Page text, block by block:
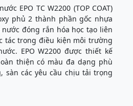
EPO TC W2200 (TOP COAT)
phủ 2 thành phần gốc nhựa
nước đóng rắn hóa học tạo liên
tác trong điều kiện môi trường
EPO W2200 được thiết kế
thiện có màu đa dạng phù
sàn các yêu cầu chịu tải trọng